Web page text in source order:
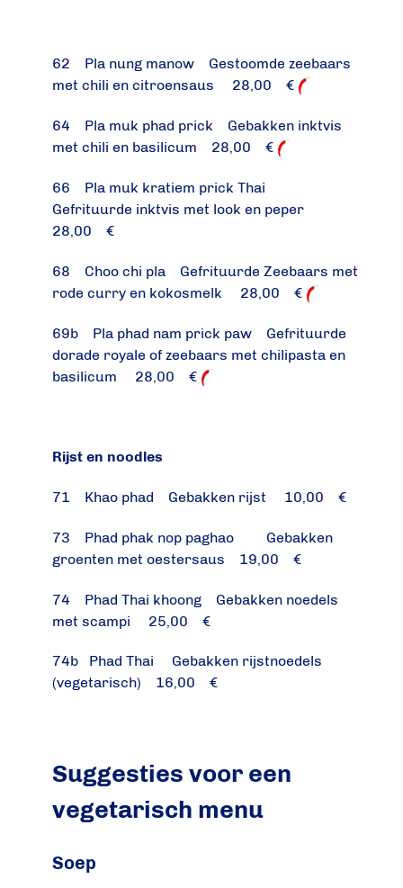
62 Pla nung manow Gestoomde zeebaars
met chili en citroensaus 28,00 €
64 Pla muk phad prick Gebakken inktvis
met chili en basilicum 28,00 €
66 Pla muk kratiem prick Thai
Gefrituurde inktvis met look en peper
28,00 €
68 Choo chi pla Gefrituurde Zeebaars met
rode curry en kokosmelk 28,00 €
69b Pla phad nam prick paw Gefrituurde
dorade royale of zeebaars met chilipasta en
basilicum 28,00 €
Rijst en noodles
71 Khao phad Gebakken rijst 10,00 €
73 Phad phak nop paghao Gebakken
groenten met oestersaus 19,00 €
74 Phad Thai khoong Gebakken noedels
met scampi 25,00 €
74b Phad Thai Gebakken rijstnoedels
(vegetarisch) 16,00 €
Suggesties voor een
vegetarisch menu
Soep